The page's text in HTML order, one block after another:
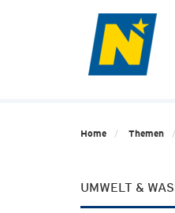
Home Themen
UMWELT &